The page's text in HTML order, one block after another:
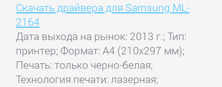
Скачать драйвера для Samsung ML-
2164
Дата выхода на рынок: 2013 г.; Тип:
принтер; Формат: A4 (210x297 мм);
Печать: только черно-белая;
Технология печати: лазерная;